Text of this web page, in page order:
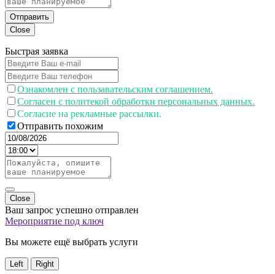
Отправить
Close
Быстрая заявка
Ознакомлен с пользавательским соглашением.
Согласен с политекой обработки персональных данных.
Согласие на рекламные рассылки.
Отправить похожим
Close
Ваш запрос успешно отправлен
Мероприятие под ключ
Вы можете ещё выбрать услуги
Left Right